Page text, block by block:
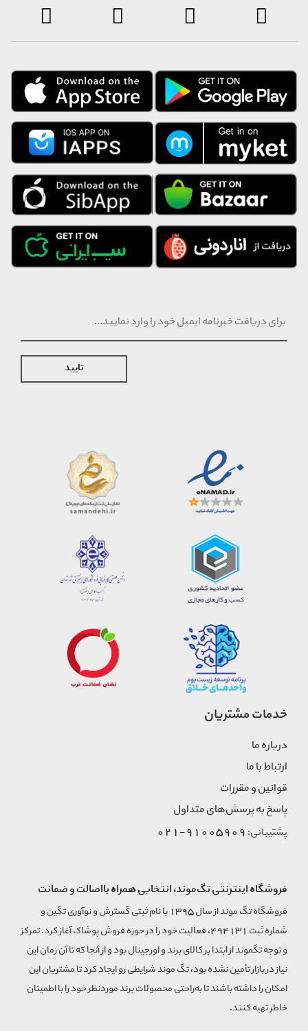
تایید
خدمات مشتریان
درباره ما
ارتباط با ما
قوانین و مقررات
پاسخ به پرسش‌های متداول
پشتیبانی: 91005909-021
فروشگاه اینترنتی تگ‌موند، انتخابی همراه بااصالت و ضمانت
فروشگاه تگ موند از سال 1395 با نام ثبتی گسترش و نوآوری تگین و
شماره ثبت 494131، فعالیت خود را در حوزه فروش پوشاک آغاز کرد. تمرکز
و توجه تگموند از ابتدا بر کالای برند و اورجینال بود و از آنجا که تا آن زمان این
نیاز در بازار تأمین نشده بود، تگ موند شرایطی رو ایجاد کرد تا مشتریان این
امکان را داشته باشند تا به‌راحتی محصولات برند مورد‌نظر خود را با اطمینان
خاطر تهیه کنند.